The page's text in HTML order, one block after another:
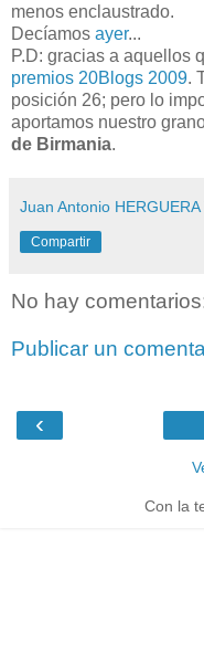
menos enclaustrado.
Decíamos ayer...
P.D: gracias a aquellos
premios 20Blogs 2009.
posición 26; pero lo
aportamos nuestro
de Birmania.
Juan Antonio
Compartir
No hay
Publicar un
‹
Con la